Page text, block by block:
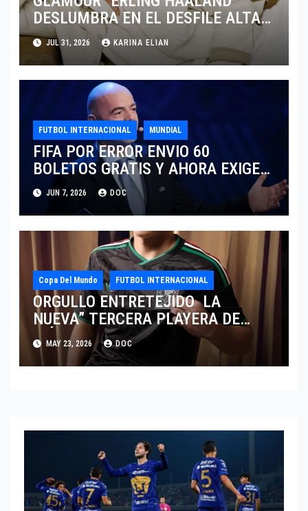
DESLUMBRA EN EL DESFILE ALTA
SARTORIA DE DOLCE & GABBANA
TRAS EL MUNDIAL 2026
JUL 31, 2026 KARINA ELIAN
FUTBOL INTERNACIONAL MUNDIAL
FIFA POR ERROR ENVIO 60
BOLETOS GRATIS Y AHORA EXIGE
COBRO.
JUN 7, 2026 DOC
Copa Del Mundo FUTBOL INTERNACIONAL
ORGULLO ENTRETEJIDO LA
NUEVA” TERCERA PLAYERA DE
MÉXICO” INGRESA AL ARCHIVO
HISTÓRICO DE ADIDAS EN
ALEMANIA
MAY 23, 2026 DOC